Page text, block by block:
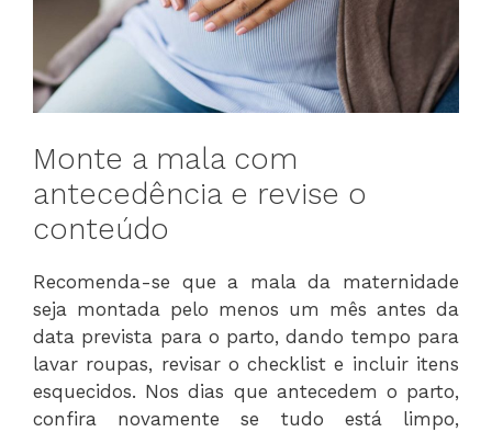
Monte a mala com
antecedência e revise o
conteúdo
Recomenda-se que a mala da maternidade
seja montada pelo menos um mês antes da
data prevista para o parto, dando tempo para
lavar roupas, revisar o checklist e incluir itens
esquecidos. Nos dias que antecedem o parto,
confira novamente se tudo está limpo,